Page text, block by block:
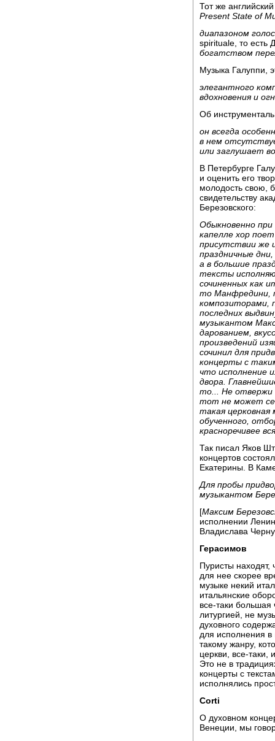
Тот же
Present State of
диапазоном
spirituale, то есть
богатством
Музыка Галуппи,
элегантного
вдохновения и
Об
он всегда
в нем
или заглушает
В Петербурге
и оценить его
молодость свою,
свидетельству
Березовского:
Обыкновенно при
капелле хор
присутствии же
праздничные
а в большие
тексты
сочиненных как
то Манфредини,
композиторами,
последних
музыкантом
дарованием,
произведений
сочинил для
концерты с
что исполнение
двора.
то... Не отвержи
тот не может
такая церковная
обученного,
красноречивее
Так писал Яков
концертов
Екатерины. В
Для пробы
музыкантом
[Максим
исполнении
Владислава
Герасимов
Пуристы находят,
для нее скорее
музыке некий
итальянские
все-таки большая
литургией, не
духовного
для исполнения в
такому жанру,
церкви, все-таки,
Это не в
концерты с
исполнялись
Corti
О духовном
Венеции, мы